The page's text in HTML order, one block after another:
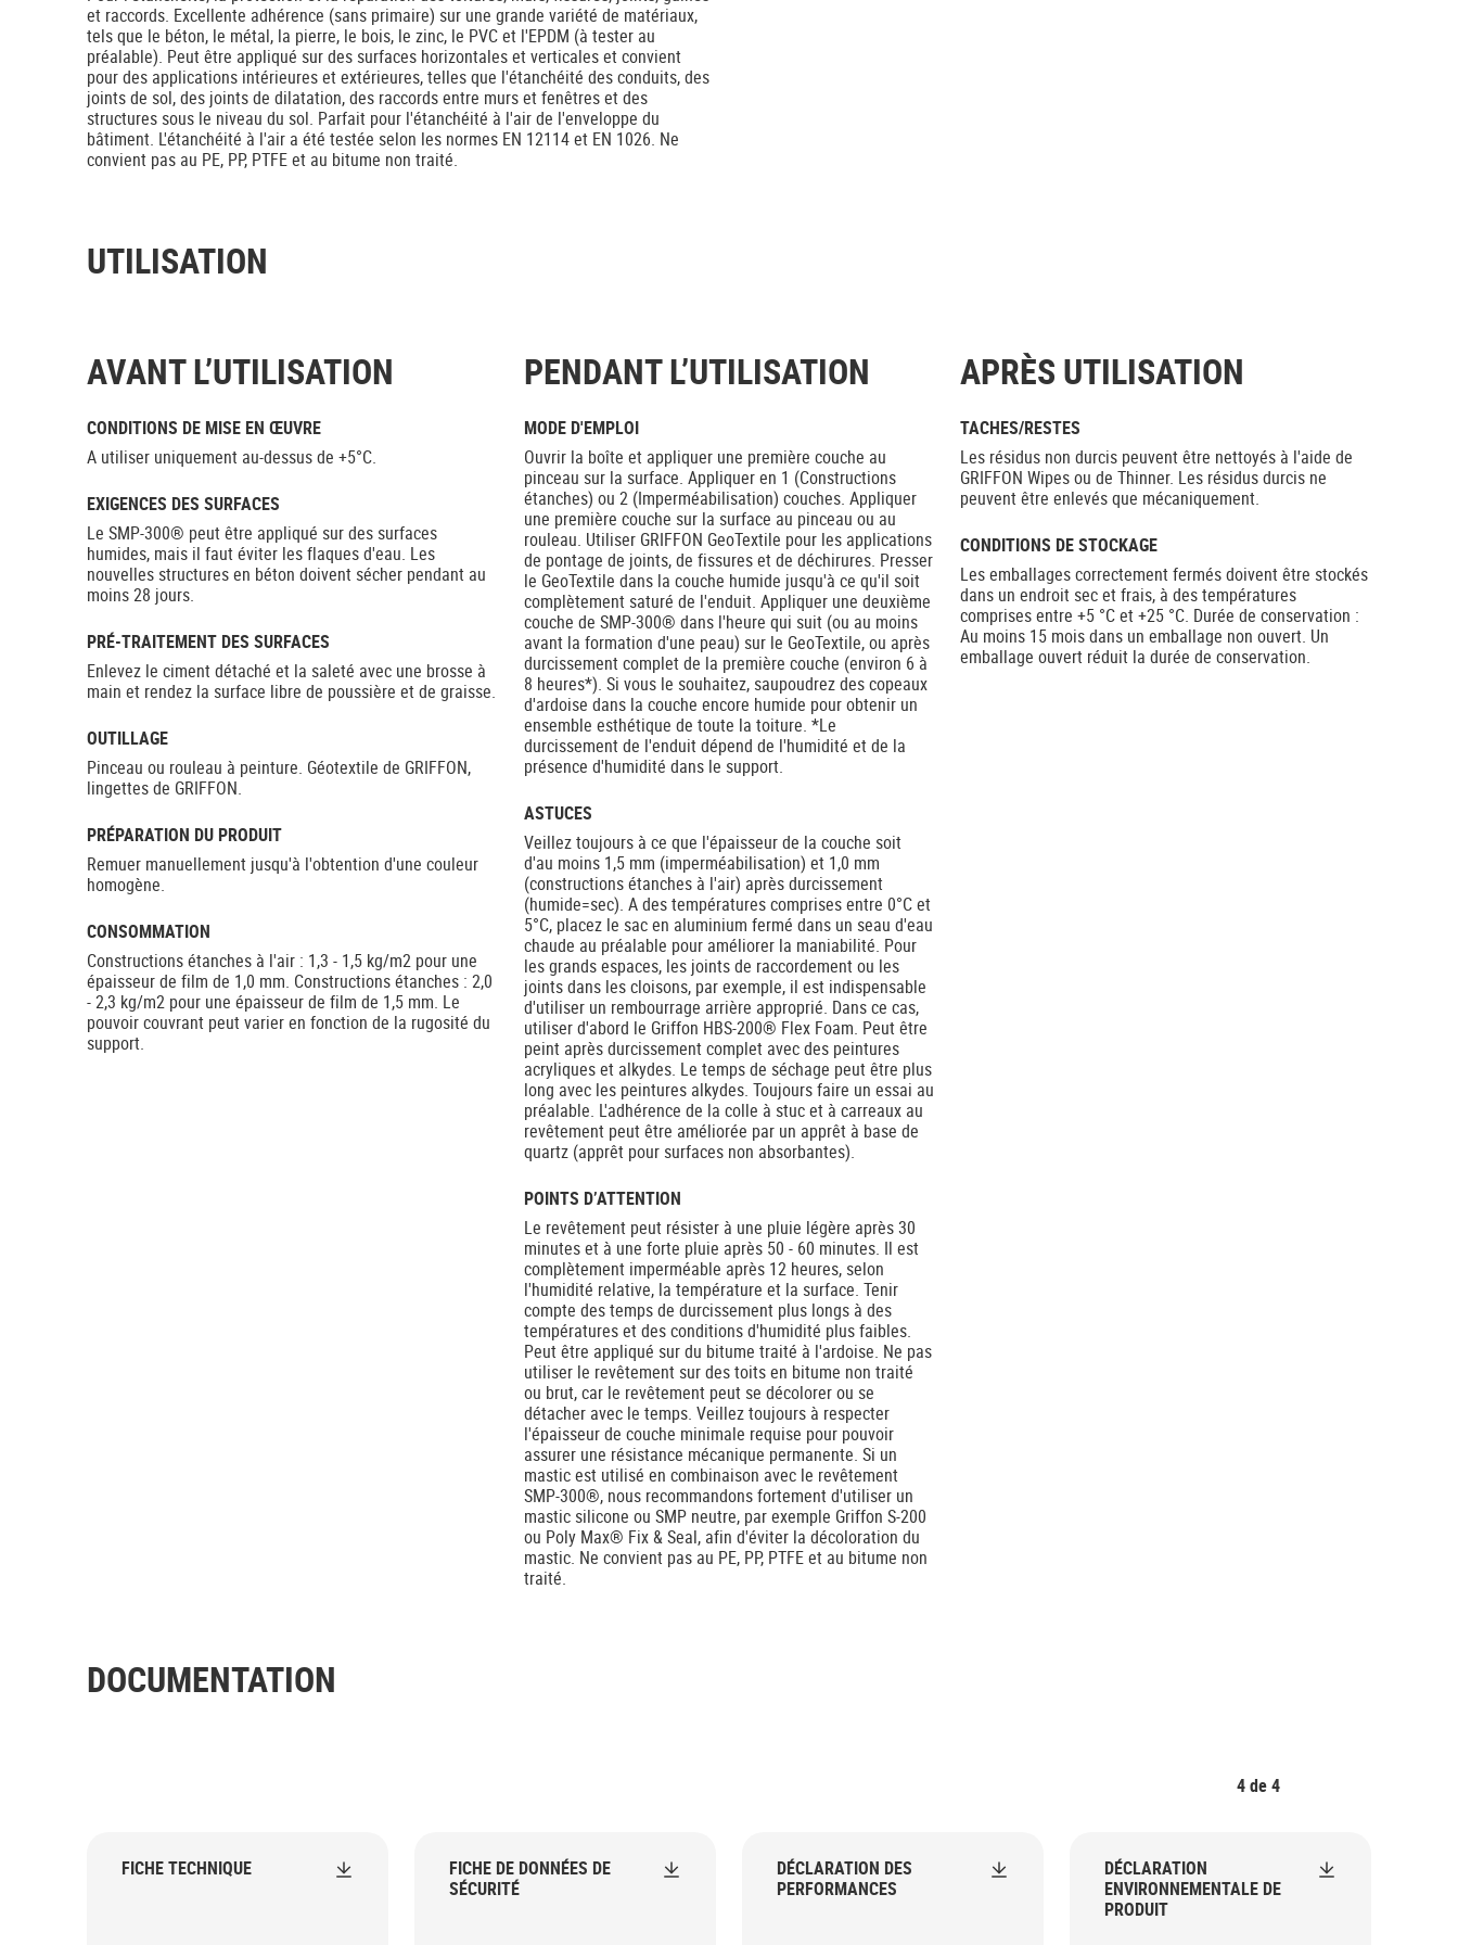
et raccords. Excellente adhérence (sans primaire) sur une grande variété de matériaux,
tels que le béton, le métal, la pierre, le bois, le zinc, le PVC et l'EPDM (à tester au
préalable). Peut être appliqué sur des surfaces horizontales et verticales et convient
pour des applications intérieures et extérieures, telles que l'étanchéité des conduits, des
joints de sol, des joints de dilatation, des raccords entre murs et fenêtres et des
structures sous le niveau du sol. Parfait pour l'étanchéité à l'air de l'enveloppe du
bâtiment. L'étanchéité à l'air a été testée selon les normes EN 12114 et EN 1026. Ne
convient pas au PE, PP, PTFE et au bitume non traité.
UTILISATION
AVANT L’UTILISATION
CONDITIONS DE MISE EN ŒUVRE
A utiliser uniquement au-dessus de +5°C.
EXIGENCES DES SURFACES
Le SMP-300® peut être appliqué sur des surfaces
humides, mais il faut éviter les flaques d'eau. Les
nouvelles structures en béton doivent sécher pendant au
moins 28 jours.
PRÉ-TRAITEMENT DES SURFACES
Enlevez le ciment détaché et la saleté avec une brosse à
main et rendez la surface libre de poussière et de graisse.
OUTILLAGE
Pinceau ou rouleau à peinture. Géotextile de GRIFFON,
lingettes de GRIFFON.
PRÉPARATION DU PRODUIT
Remuer manuellement jusqu'à l'obtention d'une couleur
homogène.
CONSOMMATION
Constructions étanches à l'air : 1,3 - 1,5 kg/m2 pour une
épaisseur de film de 1,0 mm. Constructions étanches : 2,0
- 2,3 kg/m2 pour une épaisseur de film de 1,5 mm. Le
pouvoir couvrant peut varier en fonction de la rugosité du
support.
PENDANT L’UTILISATION
MODE D'EMPLOI
Ouvrir la boîte et appliquer une première couche au
pinceau sur la surface. Appliquer en 1 (Constructions
étanches) ou 2 (Imperméabilisation) couches. Appliquer
une première couche sur la surface au pinceau ou au
rouleau. Utiliser GRIFFON GeoTextile pour les applications
de pontage de joints, de fissures et de déchirures. Presser
le GeoTextile dans la couche humide jusqu'à ce qu'il soit
complètement saturé de l'enduit. Appliquer une deuxième
couche de SMP-300® dans l'heure qui suit (ou au moins
avant la formation d'une peau) sur le GeoTextile, ou après
durcissement complet de la première couche (environ 6 à
8 heures*). Si vous le souhaitez, saupoudrez des copeaux
d'ardoise dans la couche encore humide pour obtenir un
ensemble esthétique de toute la toiture. *Le
durcissement de l'enduit dépend de l'humidité et de la
présence d'humidité dans le support.
ASTUCES
Veillez toujours à ce que l'épaisseur de la couche soit
d'au moins 1,5 mm (imperméabilisation) et 1,0 mm
(constructions étanches à l'air) après durcissement
(humide=sec). A des températures comprises entre 0°C et
5°C, placez le sac en aluminium fermé dans un seau d'eau
chaude au préalable pour améliorer la maniabilité. Pour
les grands espaces, les joints de raccordement ou les
joints dans les cloisons, par exemple, il est indispensable
d'utiliser un rembourrage arrière approprié. Dans ce cas,
utiliser d'abord le Griffon HBS-200® Flex Foam. Peut être
peint après durcissement complet avec des peintures
acryliques et alkydes. Le temps de séchage peut être plus
long avec les peintures alkydes. Toujours faire un essai au
préalable. L'adhérence de la colle à stuc et à carreaux au
revêtement peut être améliorée par un apprêt à base de
quartz (apprêt pour surfaces non absorbantes).
POINTS D’ATTENTION
Le revêtement peut résister à une pluie légère après 30
minutes et à une forte pluie après 50 - 60 minutes. Il est
complètement imperméable après 12 heures, selon
l'humidité relative, la température et la surface. Tenir
compte des temps de durcissement plus longs à des
températures et des conditions d'humidité plus faibles.
Peut être appliqué sur du bitume traité à l'ardoise. Ne pas
utiliser le revêtement sur des toits en bitume non traité
ou brut, car le revêtement peut se décolorer ou se
détacher avec le temps. Veillez toujours à respecter
l'épaisseur de couche minimale requise pour pouvoir
assurer une résistance mécanique permanente. Si un
mastic est utilisé en combinaison avec le revêtement
SMP-300®, nous recommandons fortement d'utiliser un
mastic silicone ou SMP neutre, par exemple Griffon S-200
ou Poly Max® Fix & Seal, afin d'éviter la décoloration du
mastic. Ne convient pas au PE, PP, PTFE et au bitume non
traité.
APRÈS UTILISATION
TACHES/RESTES
Les résidus non durcis peuvent être nettoyés à l'aide de
GRIFFON Wipes ou de Thinner. Les résidus durcis ne
peuvent être enlevés que mécaniquement.
CONDITIONS DE STOCKAGE
Les emballages correctement fermés doivent être stockés
dans un endroit sec et frais, à des températures
comprises entre +5 °C et +25 °C. Durée de conservation :
Au moins 15 mois dans un emballage non ouvert. Un
emballage ouvert réduit la durée de conservation.
DOCUMENTATION
4de4
FICHE TECHNIQUE
FICHE DE DONNÉES DE
SÉCURITÉ
DÉCLARATION DES
PERFORMANCES
DÉCLARATION
ENVIRONNEMENTALE DE
PRODUIT